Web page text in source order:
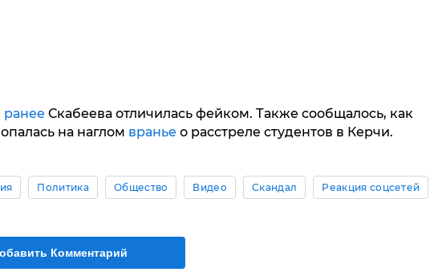
ранее Скабеева отличилась фейком. Также сообщалось, как
на наглом враньео расстреле студентов в Керчи.
Политика Общество Видео Скандал Реакция соцсетей
Комментарий